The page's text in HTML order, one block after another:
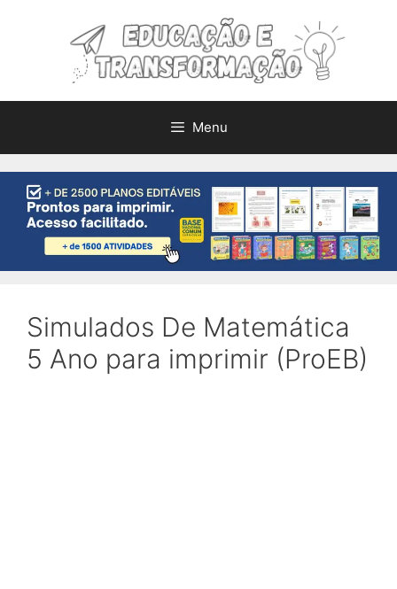
Menu
Simulados De Matemática
5 Ano para imprimir (ProEB)